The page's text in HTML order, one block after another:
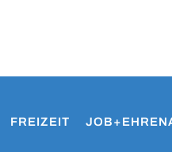
FREIZEIT